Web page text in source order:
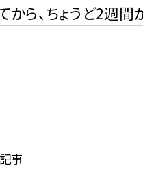
から、ちょうど2週
事